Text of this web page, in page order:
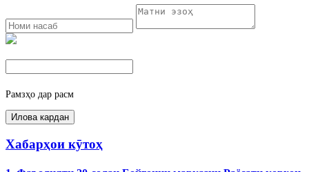
Рамзҳо дар расм
Хабарҳои кӯтоҳ